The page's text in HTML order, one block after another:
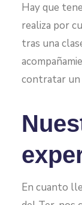
Hay que
realiza por
tras una
contratar
En cuanto